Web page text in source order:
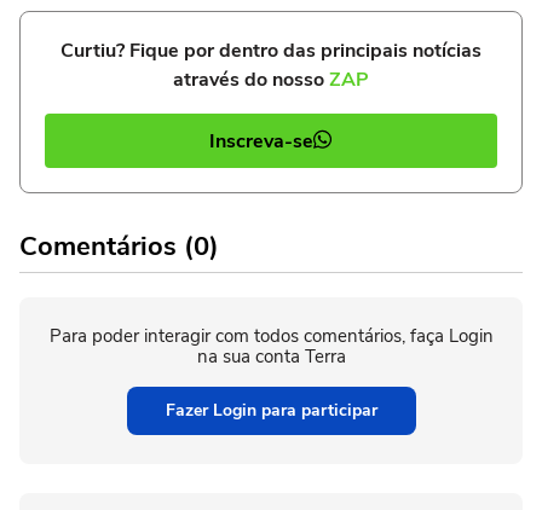
Curtiu? Fique por dentro das principais notícias
através do nossoZAP
Inscreva-se
Comentários (0)
Para poder interagir com todos comentários, faça Login
na sua conta Terra
Fazer Login para participar